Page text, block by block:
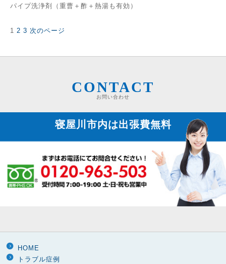
パイプ洗浄剤（重曹＋酢＋熱湯も有効）
投固
1 固
2 固
3 次のページ
CONTACT
お問い合わせ
寝屋川市内は出張費無料
HOME
トラブル症例